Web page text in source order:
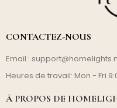
CONTACTEZ-NOUS
Email :
Heures de travail: Mon - Fri
À PROPOS DE